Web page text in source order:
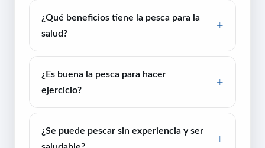
¿Qué beneficios tiene la pesca para la
salud?
¿Es buena la pesca para hacer
ejercicio?
¿Se puede pescar sin experiencia y ser